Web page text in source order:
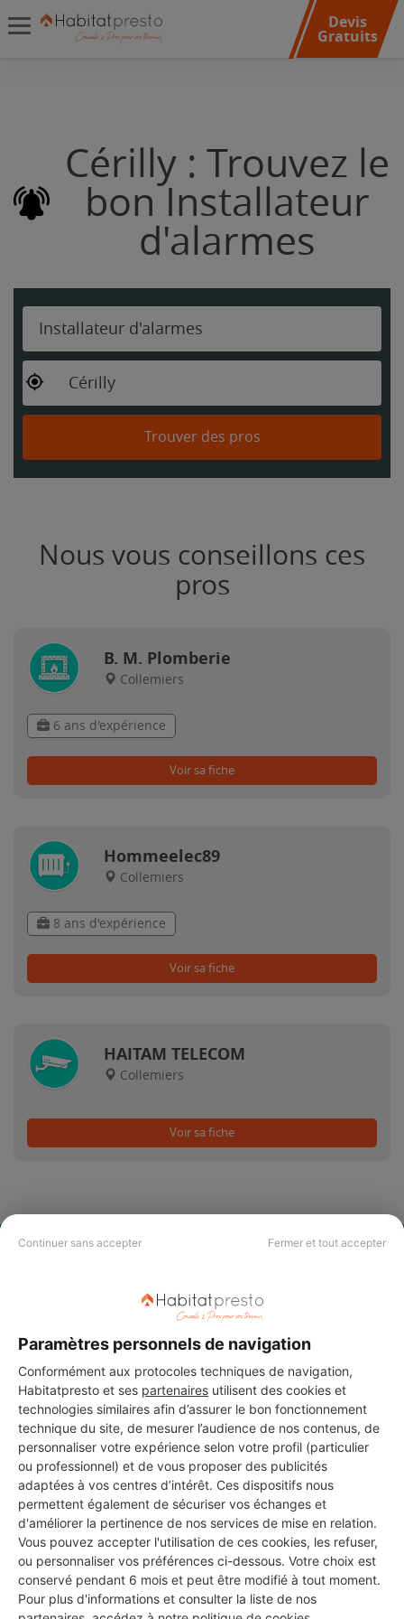
Continuer sans accepter Fermer et tout accepter
Paramètres personnels de navigation
Conformément aux protocoles techniques de navigation,
Habitatpresto et ses partenaires utilisent des cookies et
technologies similaires afin d’assurer le bon fonctionnement
technique du site, de mesurer l’audience de nos contenus, de
personnaliser votre expérience selon votre profil (particulier
ou professionnel) et de vous proposer des publicités
adaptées à vos centres d’intérêt. Ces dispositifs nous
permettent également de sécuriser vos échanges et
d'améliorer la pertinence de nos services de mise en relation.
Vous pouvez accepter l'utilisation de ces cookies, les refuser,
ou personnaliser vos préférences ci-dessous. Votre choix est
conservé pendant 6 mois et peut être modifié à tout moment.
Pour plus d'informations et consulter la liste de nos
Devis
Gratuits
Cérilly : Trouvez le
bon Installateur
d'alarmes
Installateur d'alarmes
Cérilly
Trouver des pros
Nous vous conseillons ces
pros
B. M. Plomberie
Collemiers
6 ans d'expérience
Voir sa fiche
Hommeelec89
Collemiers
8 ans d'expérience
Voir sa fiche
HAITAM TELECOM
Collemiers
Voir sa fiche
CHERCHER ?
Vous souhaitez réaliser des travaux et ne savez quel professionnel
professionnels partout en France.
DEMANDER UN DEVIS